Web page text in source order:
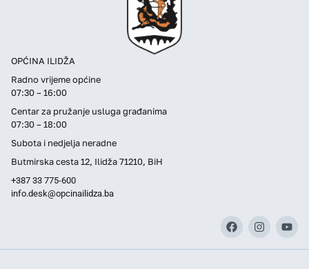
OPĆINA ILIDŽA
Radno vrijeme općine
07:30 – 16:00
Centar za pružanje usluga građanima
07:30 – 18:00
Subota i nedjelja neradne
Butmirska cesta 12, Ilidža 71210, BiH
+387 33 775-600
info.desk@opcinailidza.ba